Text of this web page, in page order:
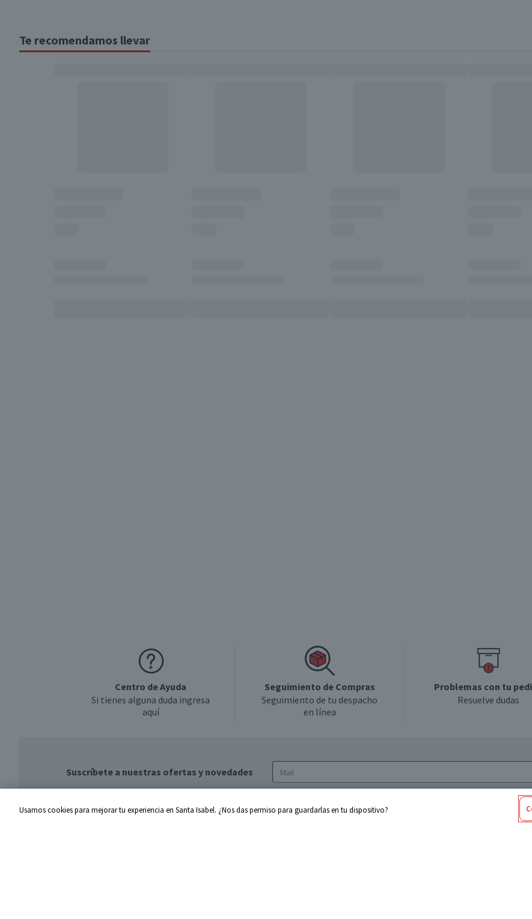
Te recomendamos llevar
Centro de Ayuda
Si tienes alguna duda ingresa
aquí
Seguimiento de Compras
Seguimiento de tu despacho
en línea
Problemas con tu
Resuelve dudas
Suscríbete a nuestras ofertas y novedades
de privacidad y de tratamiento de datos
Usamos cookies para mejorar tu experiencia en Santa Isabel. ¿Nos das permiso para guardarlas en tu dispositivo?